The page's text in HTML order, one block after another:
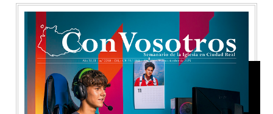
AVISO USO DE COOKIES
Este portal web únicamente utiliza cookies propias
con finalidad técnica, no recaba ni cede datos de